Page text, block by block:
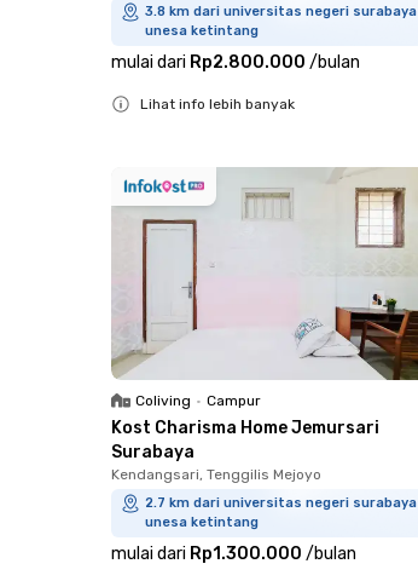
3.8 km dari universitas negeri surabaya
unesa ketintang
mulai dari Rp2.800.000 /bulan
Lihat info lebih banyak
Coliving • Campur
Kost Charisma Home Jemursari
Surabaya
Kendangsari, Tenggilis Mejoyo
2.7 km dari universitas negeri surabaya
unesa ketintang
mulai dari Rp1.300.000 /bulan